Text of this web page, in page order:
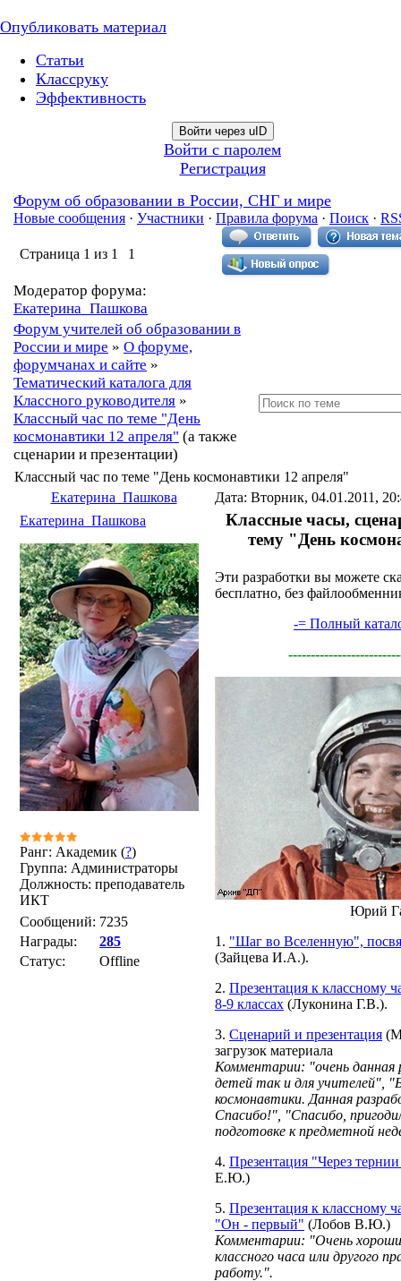
Опубликовать материал
Статьи
Классруку
Эффективность
Войти через uID
Войти с паролем
Регистрация
Форум об образовании в России, СНГ и мире
Новые сообщения · Участники · Правила форума · Поиск ·
Страница 1 из 1 1
Модератор форума:
Екатерина_Пашкова
Форум учителей об образовании в
России и мире » О форуме,
форумчанах и сайте »
Тематический каталога для
Классного руководителя »
Классный час по теме "День
космонавтики 12 апреля" (а также
сценарии и презентации)
Классный час по теме "День космонавтики 12 апреля"
Екатерина_Пашкова
Дата: Вторник, 04.01.2011,
Екатерина_Пашкова
Ранг: Академик (?)
Группа: Администраторы
Должность: преподаватель
ИКТ
Сообщений: 7235
Награды:
285
Статус:
Offline
Классные часы,
тему "День
Эти разработки вы можете
бесплатно, без
-= Полный
Юрий
1. "Шаг во Вселенную",
(Зайцева И.А.).
2. Презентация к классному
8-9 классах (Луконина Г.В.).
3. Сценарий и презентация
загрузок материала
Комментарии: "очень данная
детей так и для учителей",
космонавтики. Данная
Спасибо!", "Спасибо,
подготовке к предметной
4. Презентация "Через
Е.Ю.)
5. Презентация к классному
"Он - первый" (Лобов В.Ю.)
Комментарии: "Очень
классного часа или другого
работу.".